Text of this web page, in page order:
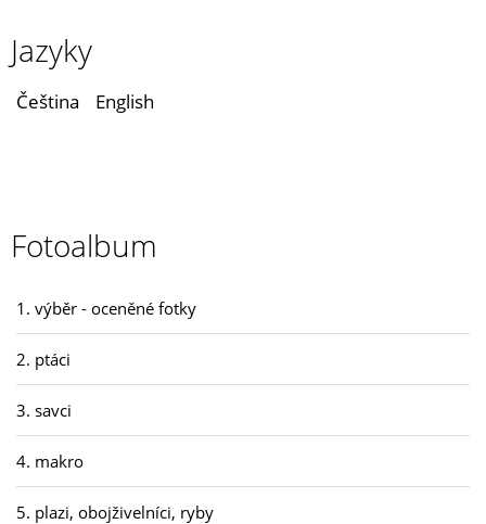
Jazyky
Čeština English
Fotoalbum
1. výběr - oceněné fotky
2. ptáci
3. savci
4. makro
5. plazi, obojživelníci, ryby